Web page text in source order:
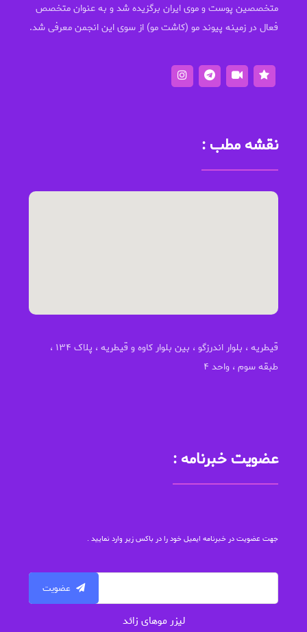
متخصصین پوست و موی ایران برگزیده شد و به عنوان متخصص
فعال در زمینه پیوند مو (کاشت مو) از سوی این انجمن معرفی شد.
نقشه مطب :
قیطریه ، بلوار اندرزگو ، بین بلوار کاوه و قیطریه ، پلاک ۱۳۴ ،
طبقه سوم ، واحد ۴
عضویت خبرنامه :
جهت عضویت در خبرنامه ایمیل خود را در باکس زیر وارد نمایید .
عضویت
لیزر موهای زائد